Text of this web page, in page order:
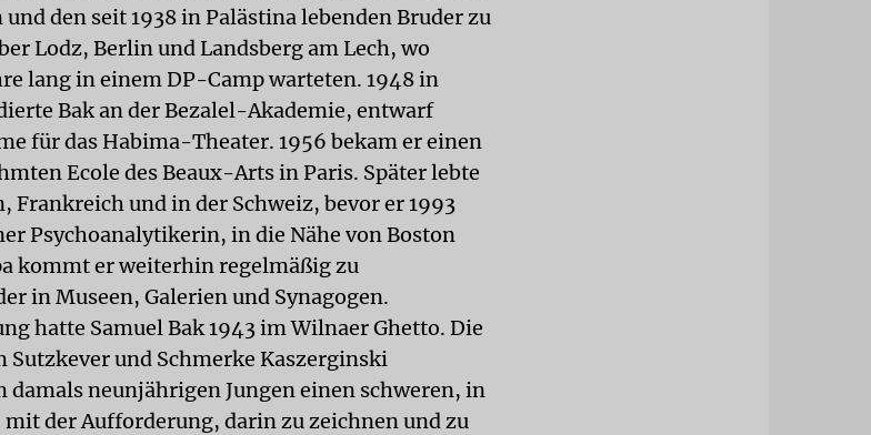
den seit 1938 in Palästina lebenden Bruder zu
Lodz, Berlin und Landsberg am Lech, wo
lang in einem DP-Camp warteten. 1948 in
Bak an der Bezalel-Akademie, entwarf
für das Habima-Theater. 1956 bekam er einen
Ecole des Beaux-Arts in Paris. Später lebte
Frankreich und in der Schweiz, bevor er 1993
Psychoanalytikerin, in die Nähe von Boston
kommt er weiterhin regelmäßig zu
in Museen, Galerien und Synagogen.
hatte Samuel Bak 1943 im Wilnaer Ghetto. Die
und Schmerke Kaszerginski
damals neunjährigen Jungen einen schweren, in
mit der Aufforderung, darin zu zeichnen und zu